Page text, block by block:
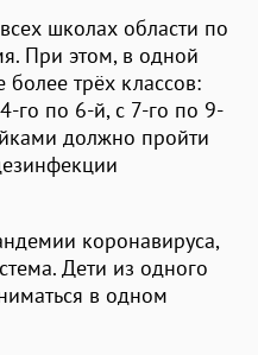
школах области по
При этом, в одной
трёх классов:
го по 6-й, с 7-го по 9-
должно пройти
коронавируса,
Дети из одного
в одном